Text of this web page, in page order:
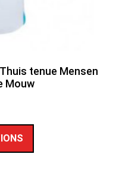
tenue Mensen
Mouw